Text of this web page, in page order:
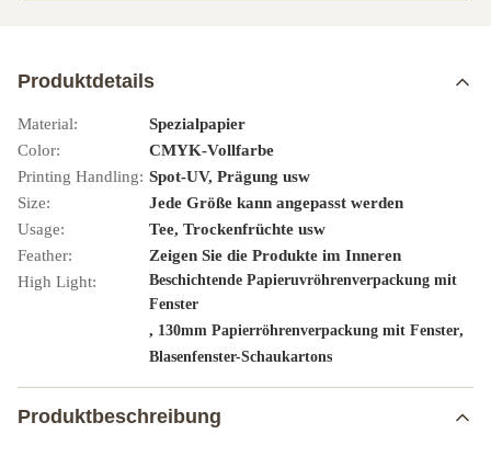
Produktdetails
Material:
Spezialpapier
Color:
CMYK-Vollfarbe
Printing Handling: Spot-UV, Prägung usw
Size:
Jede Größe kann angepasst werden
Usage:
Tee, Trockenfrüchte usw
Feather:
Zeigen Sie die Produkte im Inneren
High Light:
Beschichtende Papieruvröhrenverpackung mit
Fenster
, 130mm Papierröhrenverpackung mit Fenster,
Blasenfenster-Schaukartons
Produktbeschreibung